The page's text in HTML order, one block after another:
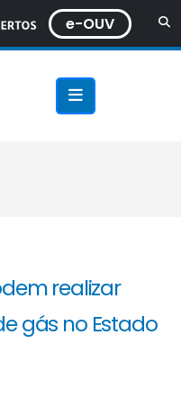
e-OUV
realizar
gás no Estado